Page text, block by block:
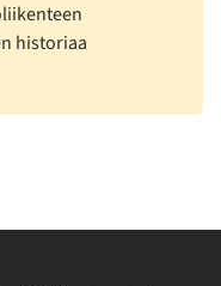
historiaa